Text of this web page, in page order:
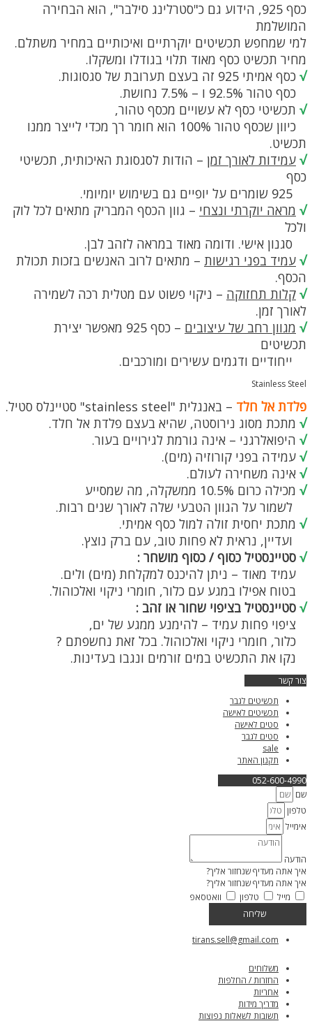
כסף 925, הידוע גם כ"סטרלינג סילבר", הוא הבחירה
המושלמת
למי שמחפש תכשיטים יוקרתיים ואיכותיים במחיר משתלם.
מחיר תכשיט כסף מאוד תלוי בגודלו ומשקלו.
√ כסף אמיתי 925 זה בעצם תערובת של סגסוגות.
כסף טהור 92.5% ו – 7.5% נחושת.
√ תכשיטי כסף לא עשויים מכסף טהור,
כיוון שכסף טהור 100% הוא חומר רך מכדי לייצר ממנו
תכשיט.
√ עמידות לאורך זמן – הודות לסגסוגת האיכותית, תכשיטי
כסף
√ מראה יוקרתי ונצחי – גוון הכסף המבריק מתאים לכל לוק
ולכל
סגנון אישי. ודומה מאוד במראה לזהב לבן.
√ עמיד בפני רגישות – מתאים לרוב האנשים בזכות תכולת
הכסף.
√ קלות תחזוקה – ניקוי פשוט עם מטלית רכה לשמירה
לאורך זמן.
√ מגוון רחב של עיצובים
– כסף 925 מאפשר יצירת
תכשיטים
ייחודיים ודגמים עשירים ומורכבים.
Stainless Steel
פלדת אל חלד – באנגלית "stainless steel" סטיינלס סטיל.
√ מתכת מסוג נירוסטה, שהיא בעצם פלדת אל חלד.
√ היפואלרגני – אינה גורמת לגירויים בעור.
√ עמידה בפני קורוזיה (מים).
√ אינה משחירה לעולם.
√ מכילה כרום 10.5% ממשקלה, מה שמסייע
לשמור על הגוון הטבעי שלה לאורך שנים רבות.
√ מתכת יחסית זולה למול כסף אמיתי.
ועדיין, נראית לא פחות טוב, עם ברק נוצץ.
√ סטיינסטיל כסוף / כסוף מושחר :
עמיד מאוד – ניתן להיכנס למקלחת (מים) ולים.
בטוח אפילו במגע עם כלור, חומרי ניקוי ואלכוהול.
√ סטיינסטיל בציפוי שחור או זהב :
ציפוי פחות עמיד – להימנע ממגע של ים,
כלור, חומרי ניקוי ואלכוהול. בכל זאת נחשפתם ?
נקו את התכשיט במים זורמים ונגבו בעדינות.
צור קשר
תכשיטים לגבר
תכשיטים לאישה
סטים לאישה
סטים לגבר
sale
תקנון האתר
052-600-4990
שם
טלפון
אימייל
הודעה
איך אתה מעדיף שנחזור אליך?
איך אתה מעדיף שנחזור אליך?
מייל
טלפון
וואטסאפ
שליחה
tirans.sell@gmail.com
משלוחים
החזרות / החלפות
אחריות
מדריך מידות
תשובות לשאלות נפוצות